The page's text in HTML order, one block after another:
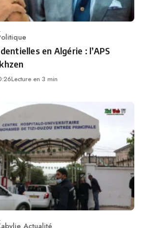
en Algérie : l’APS
Lecture en 3 min